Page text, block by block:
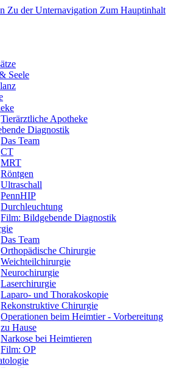
Zu der Unternavigation Zum Hauptinhalt
Seele
Tierärztliche Apotheke
Diagnostik
Das Team
CT
MRT
Röntgen
Ultraschall
PennHIP
Durchleuchtung
Film: Bildgebende Diagnostik
Das Team
Orthopädische Chirurgie
Weichteilchirurgie
Neurochirurgie
Laserchirurgie
Laparo- und Thorakoskopie
Rekonstruktive Chirurgie
Operationen beim Heimtier - Vorbereitung
zu Hause
Narkose bei Heimtieren
Film: OP